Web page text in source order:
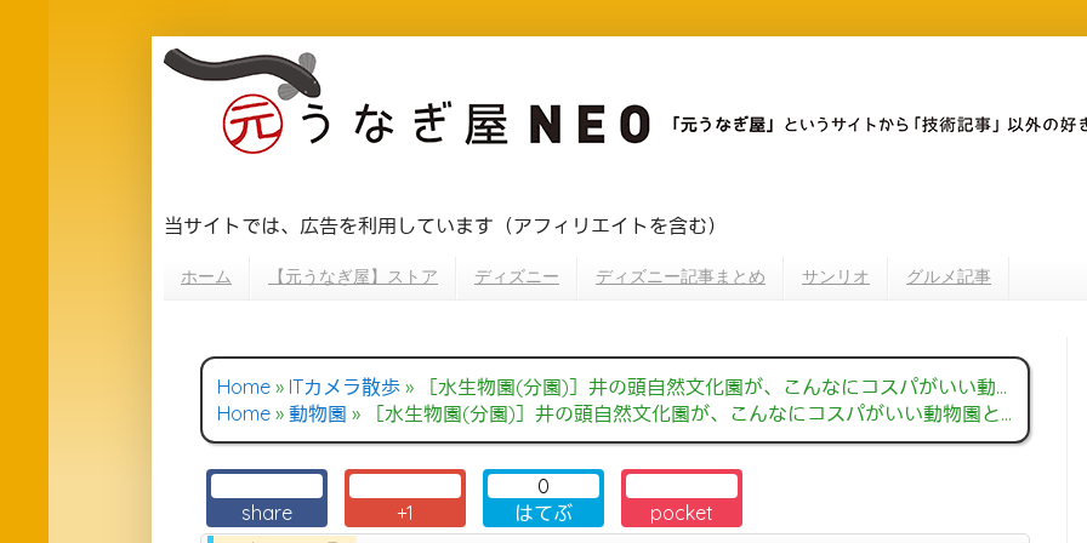
当サイトでは、広告を利用しています（アフィリエイトを含む）
ホーム 【元うなぎ屋】ストア ディズニー ディズニー記事まとめ サンリオ グルメ記事
Home » ITカメラ散歩 »
［水生物園(分園)］井の頭自然文化園が、こんなにコスパがいい動物園とは知らなかった！【ITカメラ散歩】
Home » 動物園 » ［水生物園(分園)］井の頭自然文化園が、こんなにコスパがいい動物園とは知らなかった！【ITカメラ散歩】
share +1
0
はてぶ
pocket